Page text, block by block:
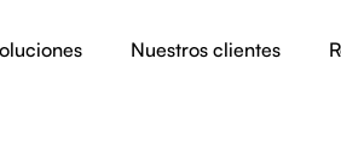
Nuestros clientes